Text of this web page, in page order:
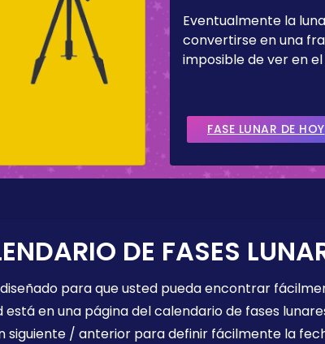
Eventualmente la
convertirse en una
imposible de ver en
FASE LUNAR DE HOY
DE FASES
para que usted pueda encontrar
en una página del calendario de fases
/ anterior para definir fácilmente la